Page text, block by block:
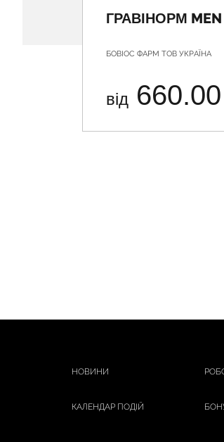
ГРАВІНОРМ
БОВІОС ФАРМ ТОВ УКРАЇНА
від 660.00
НОВИНИ
КАЛЕНДАР ПОДІЙ